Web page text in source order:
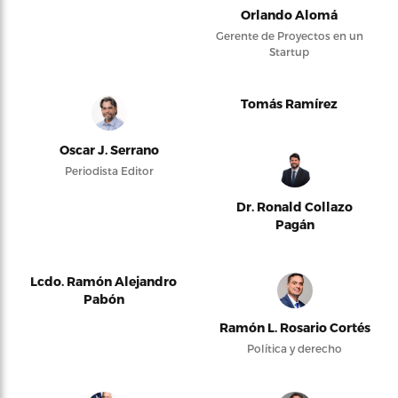
Orlando Alomá
Gerente de Proyectos en un
Startup
Oscar J. Serrano
Periodista Editor
Tomás Ramírez
Dr. Ronald Collazo
Pagán
Lcdo. Ramón Alejandro
Pabón
Ramón L. Rosario Cortés
Política y derecho